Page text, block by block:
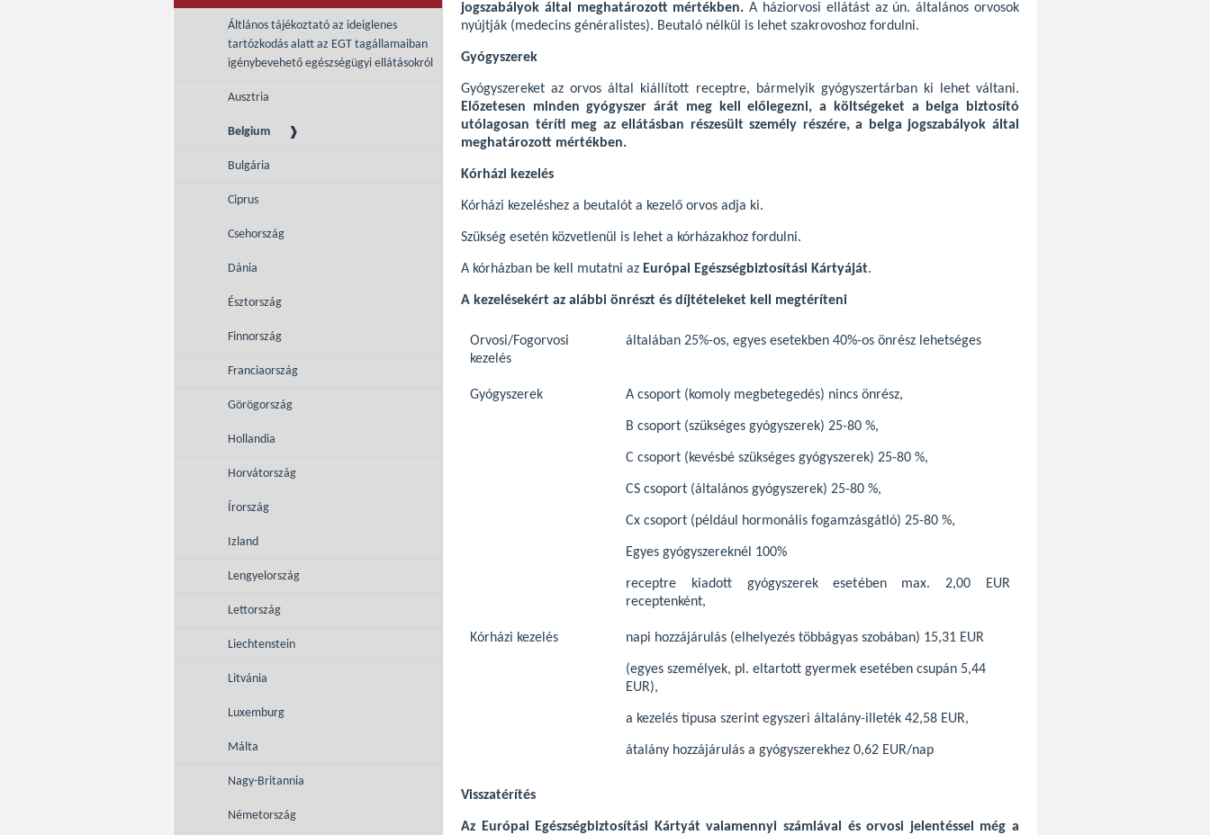
Áltlános tájékoztató az ideiglenes
tartózkodás alatt az EGT tagállamaiban
igénybevehető egészségügyi ellátásokról
Ausztria
Belgium
Bulgária
Ciprus
Csehország
Dánia
Észtország
Finnország
Franciaország
Görögország
Hollandia
Horvátország
Írország
Izland
Lengyelország
Lettország
Liechtenstein
Litvánia
Luxemburg
Málta
Nagy-Britannia
Németország
jogszabályok által meghatározott mértékben.A háziorvosi ellátást az ún. általános orvosok
nyújtják (medecins généralistes). Beutaló nélkül is lehet szakrovoshoz fordulni.
Gyógyszerek
Gyógyszereket az orvos által kiállított receptre, bármelyik gyógyszertárban ki lehet váltani.
Előzetesen minden gyógyszer árát meg kell előlegezni, a költségeket a belga biztosító
utólagosan téríti meg az ellátásban részesült személy részére, a belga jogszabályok által
meghatározott mértékben.
Kórházi kezelés
Kórházi kezeléshez a beutalót a kezelő orvos adja ki.
Szükség esetén közvetlenül is lehet a kórházakhoz fordulni.
A kórházban be kell mutatni az Európai Egészségbiztosítási Kártyáját.
A kezelésekért az alábbi önrészt és díjtételeket kell megtéríteni
Orvosi/Fogorvosi
kezelés
általában 25%-os, egyes esetekben 40%-os önrész lehetséges
Gyógyszerek A csoport (komoly megbetegedés) nincs önrész,
B csoport (szükséges gyógyszerek) 25-80 %,
C csoport (kevésbé szükséges gyógyszerek) 25-80 %,
CS csoport (általános gyógyszerek) 25-80 %,
Cx csoport (például hormonális fogamzásgátló) 25-80 %,
Egyes gyógyszereknél 100%
receptre kiadott gyógyszerek esetében max. 2,00 EUR
receptenként,
Kórházi kezelés napi hozzájárulás (elhelyezés többágyas szobában) 15,31 EUR
(egyes személyek, pl. eltartott gyermek esetében csupán 5,44
EUR),
a kezelés típusa szerint egyszeri általány-illeték 42,58 EUR,
átalány hozzájárulás a gyógyszerekhez 0,62 EUR/nap
Visszatérítés
Az Európai Egészségbiztosítási Kártyát valamennyi számlával és orvosi jelentéssel még a